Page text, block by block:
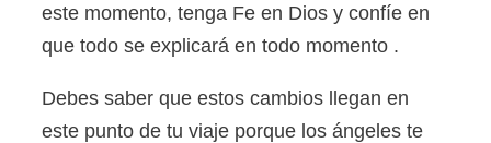
este momento, tenga Fe en Dios y confíe en
que todo se explicará en todo momento .
Debes saber que estos cambios llegan en
este punto de tu viaje porque los ángeles te